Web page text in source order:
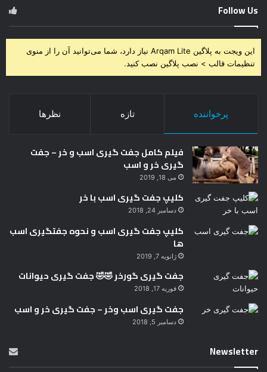
Follow Us
این ویجت به پلاگین Arqam Lite نیاز دارد، شما می‌توانید آن را از منوی
تنظیمات قالب > نصب پلاگین نصب کنید.
پرخواننده تازه نظرها
فیلم کامل جفت گیری اسب و خر – جفت
گیری خر و اسب
می 18, 2019
کلیپ جفت گیری اسب با خر
دسامبر 24, 2018
کلیپ جفت گیری اسب و نحوه جفتگیری اسب
ها
ژانویه 7, 2019
جفت گیری گورخر 🤣🤣 جفت گیری حیوانات
فوریه 17, 2018
جفت گیری اسب وخر – جفت گیری خر و اسب
دسامبر 5, 2018
Newsletter